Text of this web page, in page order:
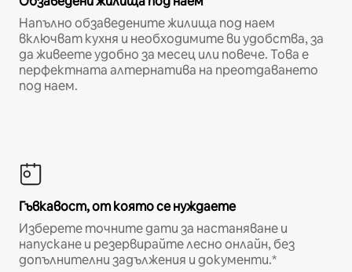
Напълно обзаведените жилища под наем
включват кухня и необходимите ви удобства, за
да живеете удобно за месец или повече. Това е
перфектната алтернатива на преотдаването
под наем.
Гъвкавост, от която се нуждаете
Изберете точните дати за настаняване и
напускане и резервирайте лесно онлайн, без
допълнителни задължения и документи.*